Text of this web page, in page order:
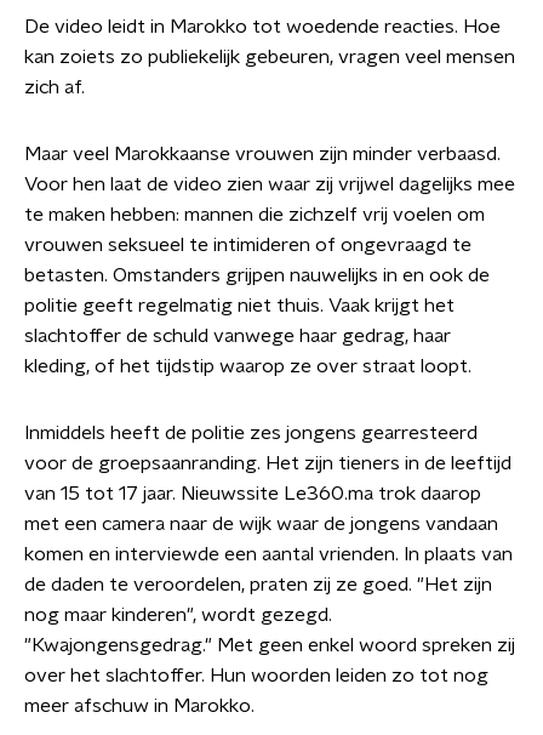
De video leidt in Marokko tot woedende reacties. Hoe
kan zoiets zo publiekelijk gebeuren, vragen veel mensen
zich af.
Maar veel Marokkaanse vrouwen zijn minder verbaasd.
Voor hen laat de video zien waar zij vrijwel dagelijks mee
te maken hebben: mannen die zichzelf vrij voelen om
vrouwen seksueel te intimideren of ongevraagd te
betasten. Omstanders grijpen nauwelijks in en ook de
politie geeft regelmatig niet thuis. Vaak krijgt het
slachtoffer de schuld vanwege haar gedrag, haar
kleding, of het tijdstip waarop ze over straat loopt.
Inmiddels heeft de politie zes jongens gearresteerd
voor de groepsaanranding. Het zijn tieners in de leeftijd
van 15 tot 17 jaar. Nieuwssite Le360.ma trok daarop
met een camera naar de wijk waar de jongens vandaan
komen en interviewde een aantal vrienden. In plaats van
de daden te veroordelen, praten zij ze goed. "Het zijn
nog maar kinderen", wordt gezegd.
"Kwajongensgedrag." Met geen enkel woord spreken zij
over het slachtoffer. Hun woorden leiden zo tot nog
meer afschuw in Marokko.